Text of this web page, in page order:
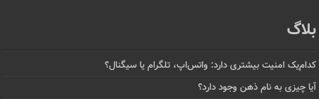
بلاگ
کدام‌یک امنیت بیشتری دارد: واتس‌اپ، تلگرام یا سیگنال؟
آیا چیزی به نام ذهن وجود دارد؟